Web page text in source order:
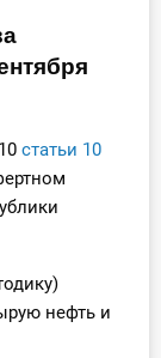
статьи 10
нефть и